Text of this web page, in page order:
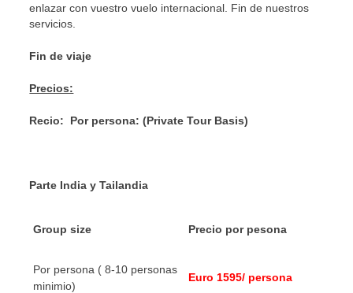
enlazar con vuestro vuelo internacional. Fin de nuestros
servicios.
Fin de viaje
Precios:
Recio: Por persona: (Private Tour Basis)
Parte India y Tailandia
Group size Precio por pesona
Por persona ( 8-10 personas
minimio)
Euro 1595/ persona